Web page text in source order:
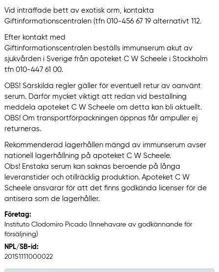
Vid inträffade bett av exotisk orm, kontakta
Giftinformationscentralen (tfn 010-456 67 19 alternativt 112.
Efter kontakt med
Giftinformationscentralen beställs immunserum akut av
sjukvården i Sverige från apoteket C W Scheele i Stockholm
tfn 010-447 61 00.
OBS! Särskilda regler gäller för eventuell retur av oanvänt
serum. Därför mycket viktigt att redan vid beställning
meddela apoteket C W Scheele om detta kan bli aktuellt.
OBS! Om transportförpackningen öppnas får ampuller ej
returneras.
Rekommenderad lagerhållen mängd av immunserum avser
nationell lagerhållning på apoteket C W Scheele.
Obs! Enstaka serum kan saknas beroende på långa
leveranstider och otillräcklig produktion. Apoteket C W
Scheele ansvarar för att det finns godkända licenser för de
antisera som de lagerhåller.
Företag:
Instituto Clodomiro Picado (Innehavare av godkännande för
försäljning)
NPL/SB-id:
20151111000022